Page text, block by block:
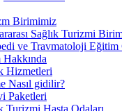
Birimimiz
Sağlık Turizmi
ve Travmatoloji Eğitim
Hizmetleri
Nasıl gidilir?
Paketleri
Turizmi Hasta Odaları